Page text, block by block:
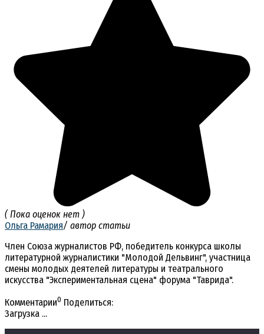
( Пока оценок нет )
Ольга Рамария/ автор статьи
Член Союза журналистов РФ, победитель конкурса школы
литературной журналистики "Молодой Дельвинг", участница
смены молодых деятелей литературы и театрального
искусства "Экспериментальная сцена" форума "Таврида".
Комментарии0 Поделиться:
Загрузка ...